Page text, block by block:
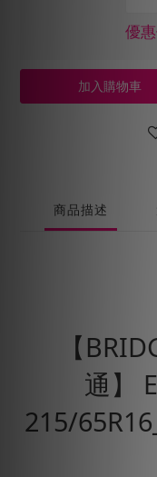
優
加入購物車
商品描述
【
通】
215/